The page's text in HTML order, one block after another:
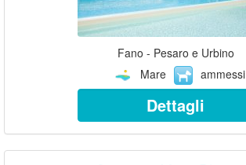
Fano - Pesaro e Urbino
Mare
ammessi
Dettagli